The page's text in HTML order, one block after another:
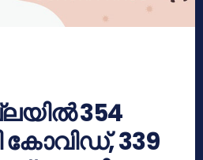
354
കോവിഡ്, 339